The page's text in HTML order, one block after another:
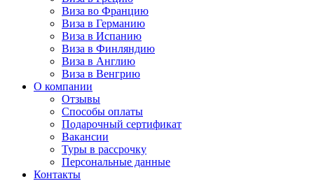
Виза во Францию
Виза в Германию
Виза в Испанию
Виза в Финляндию
Виза в Англию
Виза в Венгрию
О компании
Отзывы
Способы оплаты
Подарочный сертификат
Вакансии
Туры в рассрочку
Персональные данные
Контакты